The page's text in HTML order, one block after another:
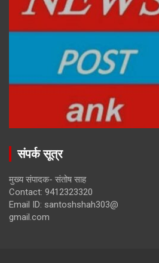
संपर्क सूत्र
मुख्य संपादक- संतोष साह
Contact: 9412323320
Email ID: santoshshah303@
gmail.com